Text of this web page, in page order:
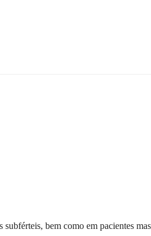
bem como em pacientes